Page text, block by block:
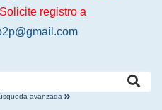
Solicite registro a
avanzada